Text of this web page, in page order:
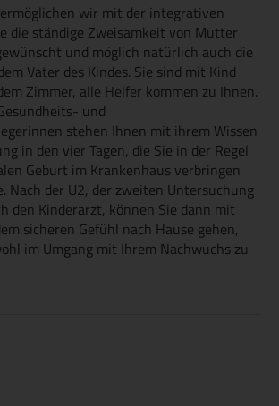
wir mit der integrativen
die ständige Zweisamkeit von Mutter
und möglich natürlich auch die
Vater des Kindes. Sie sind mit Kind
Zimmer, alle Helfer kommen zu Ihnen.
und
stehen Ihnen mit ihrem Wissen
in den vier Tagen, die Sie in der Regel
Geburt im Krankenhaus verbringen
Nach der U2, der zweiten Untersuchung
den Kinderarzt, können Sie dann mit
sicheren Gefühl nach Hause gehen,
im Umgang mit Ihrem Nachwuchs zu